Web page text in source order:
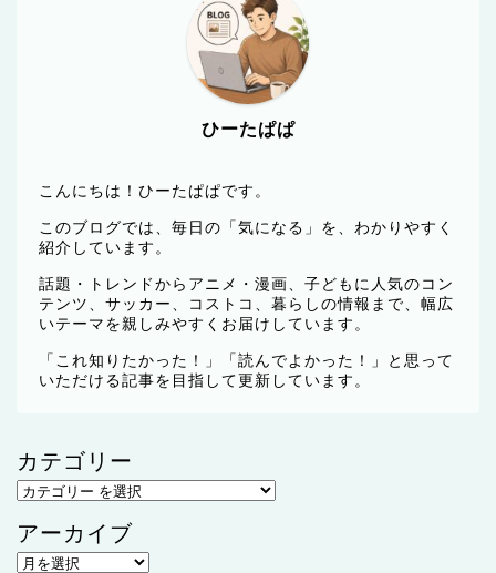
ひーたぱぱ
こんにちは！ひーたぱぱです。
このブログでは、毎日の「気になる」を、わかりやすく
紹介しています。
話題・トレンドからアニメ・漫画、子どもに人気のコン
テンツ、サッカー、コストコ、暮らしの情報まで、幅広
いテーマを親しみやすくお届けしています。
「これ知りたかった！」「読んでよかった！」と思って
いただける記事を目指して更新しています。
カテゴリー
アーカイブ